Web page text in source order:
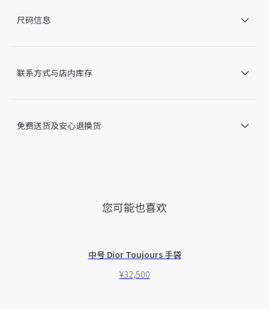
Lock 扣环
浅金色饰面金属 D.I.O.R. 吊饰
内含防尘袋
产品图片可能与产品实际外观不一致，以产品实物为准。如有相
尺码信息
联系方式与店内库存
免费送货及安心退换货
您可能也喜欢
中号 Dior Toujours 手袋
¥32,500